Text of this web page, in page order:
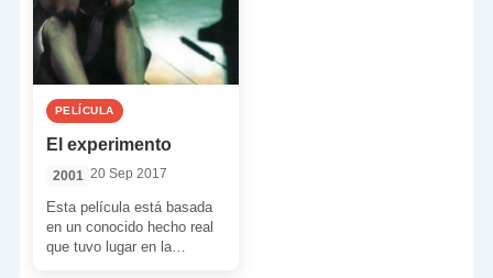
PELÍCULA
El experimento
2001 20 Sep 2017
Esta película está basada
en un conocido hecho real
que tuvo lugar en la